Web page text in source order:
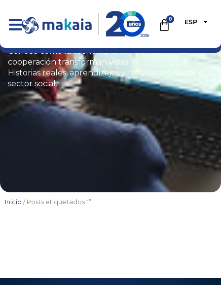
0 ESP
Blog
Conoce cómo la tecnología, la innovación y la
cooperación transforman vidas.
Historias reales, aprendizajes y reflexiones desde el
sector social.
Inicio / Posts etiquetados “”